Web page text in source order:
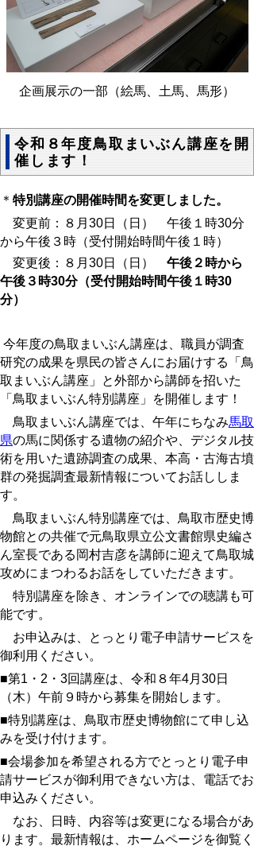
企画展示の一部（絵馬、土馬、馬形）
令和８年度鳥取まいぶん講座を開
催します！
＊ 特別講座の開催時間を変更しました。
変更前：８月30日（日） 午後１時30分
から午後３時（受付開始時間午後１時）
変更後：８月30日（日） 午後２時から
午後３時30分（受付開始時間午後１時30
分）
今年度の鳥取まいぶん講座は、職員が調査
研究の成果を県民の皆さんにお届けする「鳥
取まいぶん講座」と外部から講師を招いた
「鳥取まいぶん特別講座」を開催します！
鳥取まいぶん講座では、午年にちなみ馬取
県の馬に関係する遺物の紹介や、デジタル技
術を用いた遺跡調査の成果、本高・古海古墳
群の発掘調査最新情報についてお話ししま
す。
鳥取まいぶん特別講座では、鳥取市歴史博
物館との共催で元鳥取県立公文書館県史編さ
ん室長である岡村吉彦を講師に迎えて鳥取城
攻めにまつわるお話をしていただきます。
特別講座を除き、オンラインでの聴講も可
能です。
お申込みは、とっとり電子申請サービスを
御利用ください。
■第1・2・3回講座は、令和８年4月30日
（木）午前９時から募集を開始します。
■特別講座は、鳥取市歴史博物館にて申し込
みを受け付けます。
■会場参加を希望される方でとっとり電子申
請サービスが御利用できない方は、電話でお
申込みください。
なお、日時、内容等は変更になる場合があ
ります。最新情報は、ホームページを御覧く